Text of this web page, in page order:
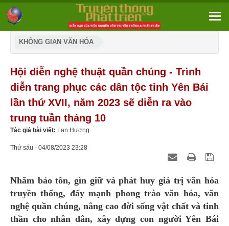
KHÔNG GIAN VĂN HÓA
Hội diễn nghệ thuật quần chúng - Trình
diễn trang phục các dân tộc tỉnh Yên Bái
lần thứ XVII, năm 2023 sẽ diễn ra vào
trung tuần tháng 10
Tác giả bài viết: Lan Hương
Thứ sáu - 04/08/2023 23:28
Nhằm bảo tồn, gìn giữ và phát huy giá trị văn hóa
truyền thống, đẩy mạnh phong trào văn hóa, văn
nghệ quần chúng, nâng cao đời sống vật chất và tinh
thần cho nhân dân, xây dựng con người Yên Bái